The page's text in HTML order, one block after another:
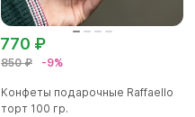
850 ₽ -9%
770 ₽
Конфеты подарочные Raffaello
торт 100 гр.